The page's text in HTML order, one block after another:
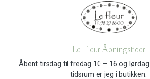
Le Fleur Åbningstider
Åbent tirsdag til fredag 10 – 16 og
tidsrum er jeg i butikken.